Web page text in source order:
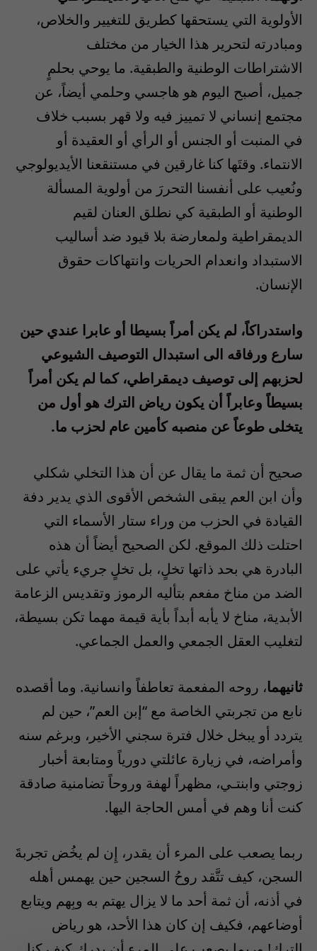
الأولوية التي يستحقها كطريق للتغيير والخلاص،
ومبادرته لتحرير هذا الخيار من مختلف
الاشتراطات الوطنية والطبقية. ما يوحي بحلمٍ
جميل، أصبح اليوم هو هاجسي وحلمي أيضاً، عن
مجتمع إنساني لا تمييز فيه ولا قهر بسبب خلاف
في المنبت أو الجنس أو الرأي أو العقيدة أو
الانتماء. وقتَها كنا غارقين في مستنقعنا الأيديولوجي
ونُعيب على أنفسنا التحررَ من أولوية المسألة
الوطنية أو الطبقية كي نطلق العنان لقيم
الديمقراطية ولمعارضة بلا قيود ضد أساليب
الاستبداد وانعدام الحريات وانتهاكات حقوق
الإنسان.
واستدراكاً، لم يكن أمراً بسيطا أو عابرا عندي حين
سارع ورفاقه الى استبدال التوصيف الشيوعي
لحزبهم إلى توصيف ديمقراطي، كما لم يكن أمراً
بسيطاً وعابراً أن يكون رياض الترك هو أول من
يتخلى طوعاً عن منصبه كأمين عام لحزب ما.
صحيح أن ثمة ما يقال عن أن هذا التخلي شكلي
وأن ابن العم يبقى الشخص الأقوى الذي يدير دفة
القيادة في الحزب من وراء ستار الأسماء التي
احتلت ذلك الموقع. لكن الصحيح أيضاً أن هذه
البادرة هي بحد ذاتها تخلٍ، بل تخلٍ جريء يأتي على
الضد من مناخ مفعم بتأليه الرموز وتقديس الزعامة
الأبدية، مناخ لا يأبه أبداً بأية قيمة مهما تكن بسيطة،
لتغليب العقل الجمعي والعمل الجماعي.
ثانيهما، روحه المفعمة تعاطفاً وانسانية. وما أقصده
نابع من تجربتي الخاصة مع “إبن العم”، حين لم
يتردد أو يبخل خلال فترة سجني الأخير، وبرغم سنه
وأمراضه، في زيارة عائلتي دورياً ومتابعة أخبار
زوجتي وابنتـي، مظهراً لهفة وروحاً تضامنية صادقة
كنت أنا وهم في أمس الحاجة اليها.
ربما يصعب على المرء أن يقدر، إِن لم يخُض تجربةَ
السجن، كيف تتَّقد روحُ السجين حين يهمس أهله
في أذنه، أن ثمة أحد ما لا يزال يهتم به وبِهم ويتابع
أوضاعهم، فكيف إن كان هذا الأحد، هو رياض